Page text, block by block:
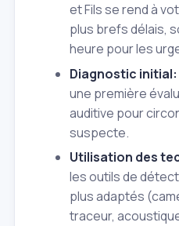
et Fils se rend à
plus brefs délais,
heure pour les
Diagnostic initial:
une première
auditive pour
suspecte.
Utilisation des
les outils de
plus adaptés
traceur,